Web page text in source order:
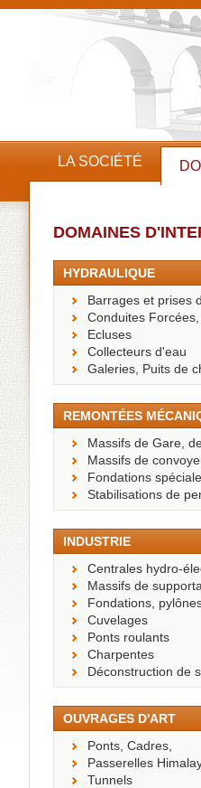
LA SOCIÉTÉ
DOMAINES
HYDRAULIQUE
Barrages et prises
Conduites
Ecluses
Collecteurs d'eau
Galeries, Puits de
REMONTÉES
Massifs de Gare,
Massifs de
Fondations
Stabilisations de
INDUSTRIE
Centrales hydro-
Massifs de
Fondations,
Cuvelages
Ponts roulants
Charpentes
Déconstruction de
OUVRAGES D'ART
Ponts, Cadres,
Passerelles
Tunnels